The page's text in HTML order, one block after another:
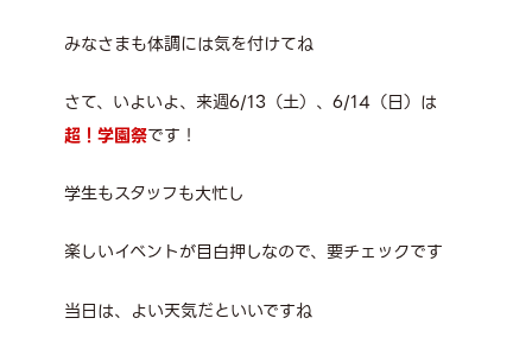
みなさまも体調には気を付けてね
さて、いよいよ、来週6/13（土）、6/14（日）は
超！学園祭です！
学生もスタッフも大忙し
楽しいイベントが目白押しなので、要チェックです
当日は、よい天気だといいですね